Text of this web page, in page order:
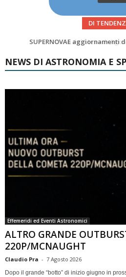
DI
SUPERNOVAE aggiornamenti del
Le Comete del mese di Agosto: LA
NEWS DI ASTRONOMIA E
Effemeridi ed Eventi Astronomici
ALTRO GRANDE
220P/MCNAUGHT
Claudio Pra - 7 Agosto 2026
Dopo il grande “botto” di inizio giugno in